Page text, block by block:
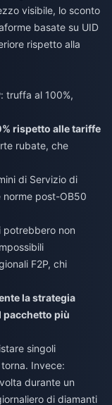
visibile, lo sconto
basate su UID
rispetto alla
: truffa al 100%,
rispetto alle tariffe
rubate, che
di Servizio di
norme post-OB50
potrebbero non
F2P, chi
la strategia
pacchetto più
singoli
Invece:
durante un
di diamanti